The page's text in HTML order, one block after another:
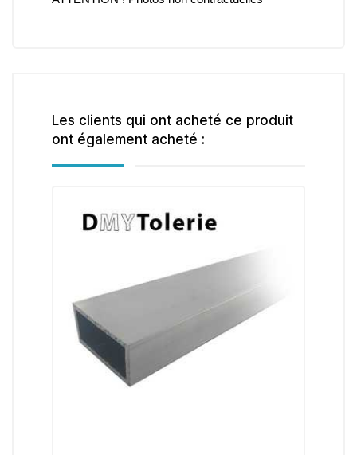
Les clients qui ont acheté ce produit
ont également acheté :